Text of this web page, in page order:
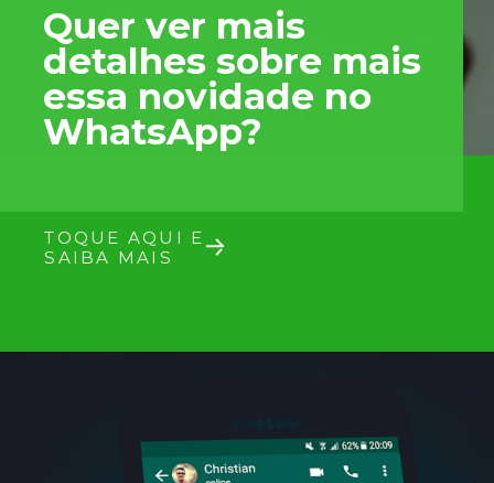
TOQUE AQUI E
SAIBA MAIS
Quer ver mais
detalhes sobre mais
essa novidade no
WhatsApp?